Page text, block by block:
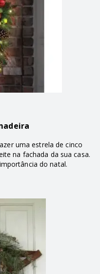
uma estrela de cinco
na fachada da sua casa.
do natal.